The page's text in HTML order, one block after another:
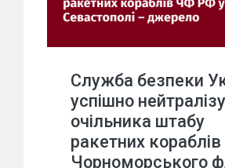
Служба безпеки
успішно
очільника штабу
ракетних кораблів
Чорноморського